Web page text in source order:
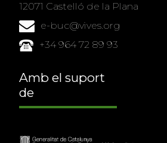
12071 Castelló de la Plana
e-buc@vives.org
+34 964 72 89 93
Amb el suport
de